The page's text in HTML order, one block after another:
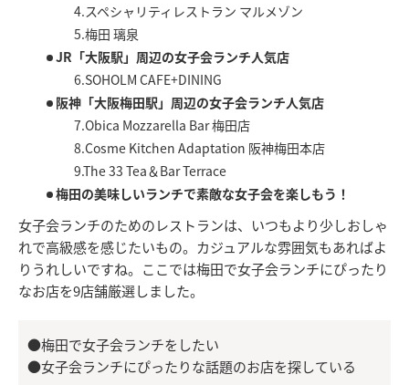
4.スペシャリティレストラン マルメゾン
5.梅田 璃泉
JR「大阪駅」周辺の女子会ランチ人気店
6.SOHOLM CAFE+DINING
阪神「大阪梅田駅」周辺の女子会ランチ人気店
7.Obica Mozzarella Bar 梅田店
8.Cosme Kitchen Adaptation 阪神梅田本店
9.The 33 Tea＆Bar Terrace
梅田の美味しいランチで素敵な女子会を楽しもう！
女子会ランチのためのレストランは、いつもより少しおしゃ
れで高級感を感じたいもの。カジュアルな雰囲気もあればよ
りうれしいですね。ここでは梅田で女子会ランチにぴったり
なお店を9店舗厳選しました。
●梅田で女子会ランチをしたい
●女子会ランチにぴったりな話題のお店を探している